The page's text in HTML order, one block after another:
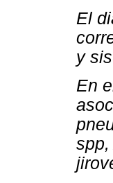
El
y
En